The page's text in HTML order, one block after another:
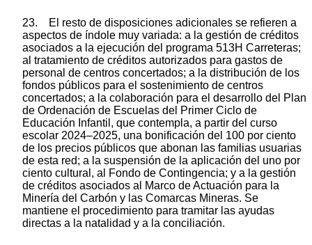
23. El resto de disposiciones adicionales se refieren a
aspectos de índole muy variada: a la gestión de créditos
asociados a la ejecución del programa 513H Carreteras;
al tratamiento de créditos autorizados para gastos de
personal de centros concertados; a la distribución de los
fondos públicos para el sostenimiento de centros
concertados; a la colaboración para el desarrollo del Plan
de Ordenación de Escuelas del Primer Ciclo de
Educación Infantil, que contempla, a partir del curso
escolar 2024–2025, una bonificación del 100 por ciento
de los precios públicos que abonan las familias usuarias
de esta red; a la suspensión de la aplicación del uno por
ciento cultural, al Fondo de Contingencia; y a la gestión
de créditos asociados al Marco de Actuación para la
Minería del Carbón y las Comarcas Mineras. Se
mantiene el procedimiento para tramitar las ayudas
directas a la natalidad y a la conciliación.